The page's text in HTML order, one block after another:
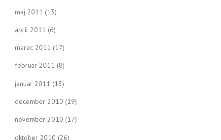
maj 2011 (13)
april 2011 (6)
marec 2011 (17)
februar 2011 (8)
januar 2011 (13)
december 2010 (19)
november 2010 (17)
oktober 2010 (26)